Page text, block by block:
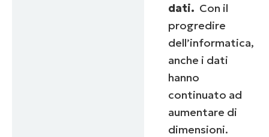
dati. Con il
progredire
dell’informatica,
anche i dati
hanno
continuato ad
aumentare di
dimensioni.